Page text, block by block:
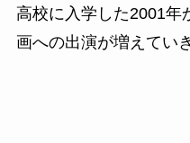
高校に入学した2001年
画への出演が増えてい